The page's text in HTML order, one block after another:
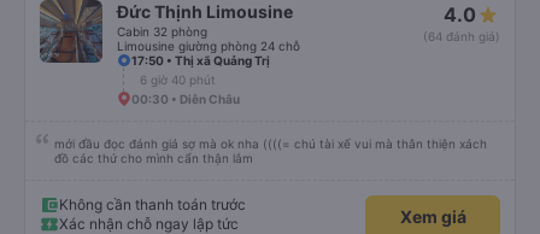
Đức Thịnh Limousine
Cabin 32 phòng
Limousine giường phòng 24 chỗ
4.0
(64 đánh giá)
17:50 • Thị xã Quảng Trị
6 giờ 40 phút
00:30 • Diễn Châu
mới đầu đọc đánh giá sợ mà ok nha ((((= chú tài xế vui mà thân thiện xách
đồ các thứ cho mình cẩn thận lắm
Không cần thanh toán trước
Xác nhận chỗ ngay lập tức
Xem giá